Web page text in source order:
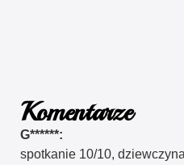
Komentarze
G******:
spotkanie 10/10,